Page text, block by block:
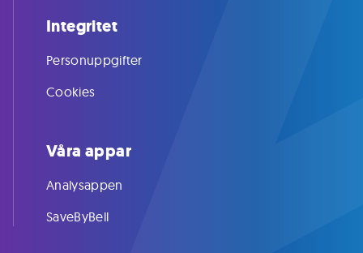
Integritet
Personuppgifter
Cookies
Våra appar
Analysappen
SaveByBell